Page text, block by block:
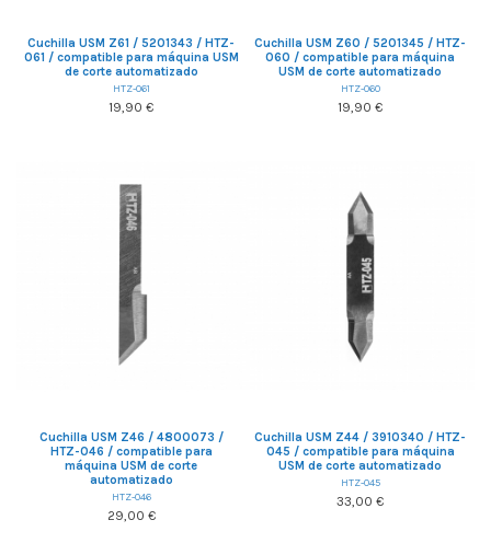
Cuchilla USM Z61 / 5201343 / HTZ-
061 / compatible para máquina USM
de corte automatizado
HTZ-061
19,90 €
Cuchilla USM Z60 / 5201345 / HTZ-
060 / compatible para máquina
USM de corte automatizado
HTZ-060
19,90 €
Cuchilla USM Z46 / 4800073 /
HTZ-046 / compatible para
máquina USM de corte
automatizado
HTZ-046
29,00 €
Cuchilla USM Z44 / 3910340 / HTZ-
045 / compatible para máquina
USM de corte automatizado
HTZ-045
33,00 €